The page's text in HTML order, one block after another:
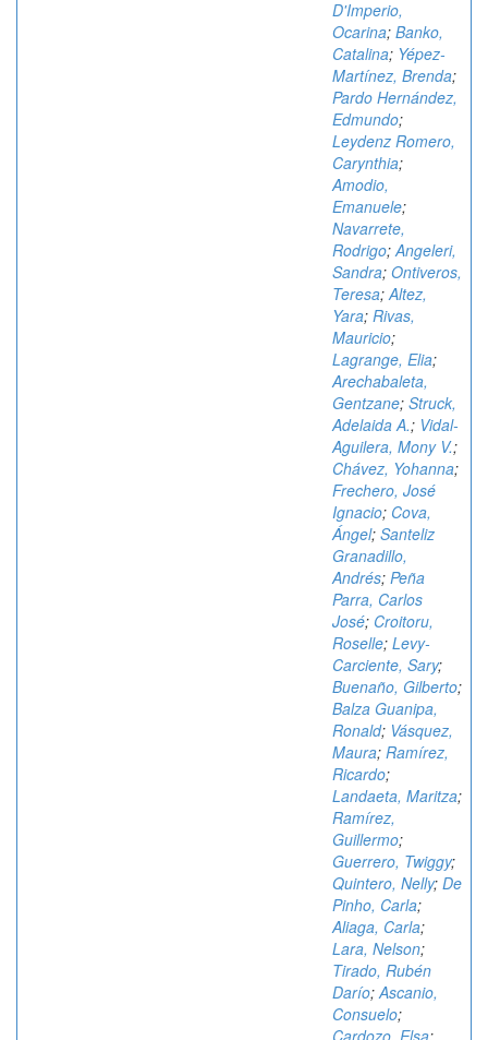
D'Imperio,
Ocarina; Banko,
Catalina; Yépez-
Martínez, Brenda;
Pardo Hernández,
Edmundo;
Leydenz Romero,
Carynthia;
Amodio,
Emanuele;
Navarrete,
Rodrigo;Angeleri,
Sandra; Ontiveros,
Teresa;Altez,
Yara; Rivas,
Mauricio;
Lagrange, Elia;
Arechabaleta,
Gentzane; Struck,
Adelaida A.; Vidal-
Aguilera, Mony V.;
Chávez, Yohanna;
Frechero, José
Ignacio; Cova,
Ángel; Santeliz
Granadillo,
Andrés; Peña
Parra, Carlos
José; Croitoru,
Roselle; Levy-
Carciente, Sary;
Buenaño, Gilberto;
Balza Guanipa,
Ronald; Vásquez,
Maura; Ramírez,
Ricardo;
Landaeta, Maritza;
Ramírez,
Guillermo;
Guerrero, Twiggy;
Quintero, Nelly; De
Pinho, Carla;
Aliaga, Carla;
Lara, Nelson;
Tirado, Rubén
Darío;Ascanio,
Consuelo;
Cardozo, Elsa;